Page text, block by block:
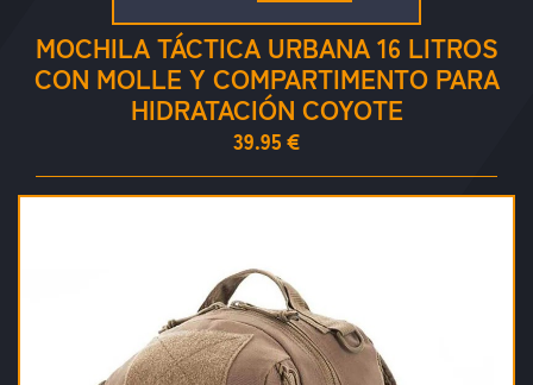
MOCHILA TÁCTICA URBANA 16 LITROS
CON MOLLE Y COMPARTIMENTO PARA
HIDRATACIÓN COYOTE
39.95 €